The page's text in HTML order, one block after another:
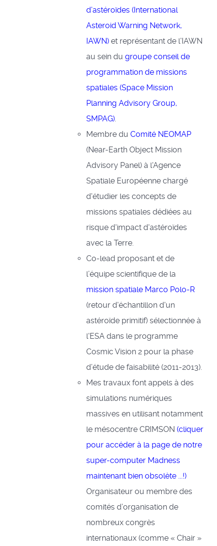
d’astéroïdes (International
Asteroid Warning Network,
IAWN)et représentant de l’IAWN
au sein du groupe conseil de
programmation de missions
spatiales (Space Mission
Planning Advisory Group,
SMPAG).
Membre du Comité NEOMAP
(Near-Earth Object Mission
Advisory Panel) à l'Agence
Spatiale Européenne chargé
d'étudier les concepts de
missions spatiales dédiées au
risque d'impact d'astéroïdes
avec la Terre.
Co-lead proposant et de
l’équipe scientifique de la
mission spatiale Marco Polo-R
(retour d'échantillon d'un
astéroïde primitif) sélectionnée à
l'ESA dans le programme
Cosmic Vision 2 pour la phase
d’étude de faisabilité (2011-2013).
Mes travaux font appels à des
simulations numériques
massives en utilisant notamment
le mésocentre CRIMSON (cliquer
pour accéder à la page de notre
super-computer Madness
maintenant bien obsolète ...!)
Organisateur ou membre des
comités d’organisation de
nombreux congrès
internationaux (comme « Chair »